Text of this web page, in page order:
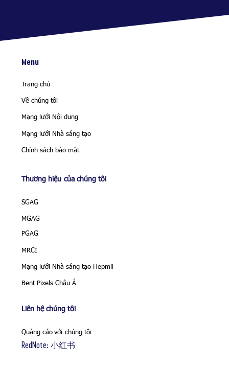
SGAG
MGAG
PGAG
MRCI
Mạng lưới Nhà sáng tạo Hepmil
Bent Pixels Châu Á
Thương hiệu của chúng tôi
Menu
Trang chủ
Về chúng tôi
Mạng lưới Nội dung
Mạng lưới Nhà sáng tạo
Chính sách bảo mật
Liên hệ chúng tôi
RedNote: 小红书
Quảng cáo với chúng tôi